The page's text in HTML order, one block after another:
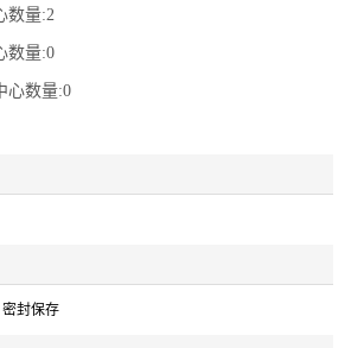
数量:2
数量:0
心数量:0
密封保存